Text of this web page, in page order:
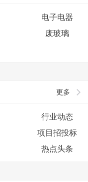
电子电器
废玻璃
更多
行业动态
项目招投标
热点头条